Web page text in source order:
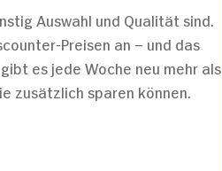
Auswahl und Qualität sind.
Preisen an – und das
es jede Woche neu mehr als
zusätzlich sparen können.